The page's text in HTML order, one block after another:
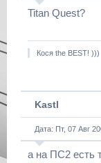
Titan Quest?
Кося the BEST! )))
Kastl
Дата: Пт, 07 Авг
а на ПС2 есть